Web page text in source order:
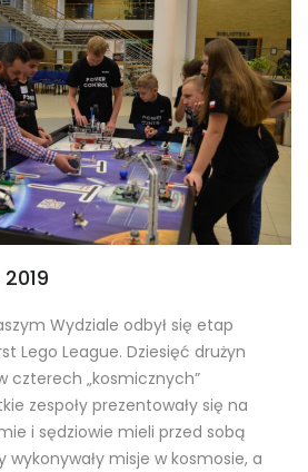
Wydziale odbył się etap
Lego League. Dziesięć drużyn
czterech „kosmicznych”
zespoły prezentowały się na
i sędziowie mieli przed sobą
wykonywały misje w kosmosie, a